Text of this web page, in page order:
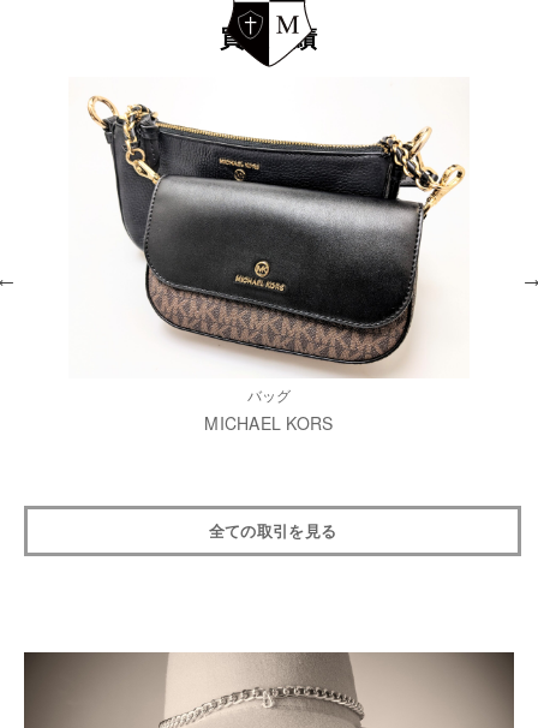
買取実績
バッグ
MICHAEL KORS
全ての取引を見る